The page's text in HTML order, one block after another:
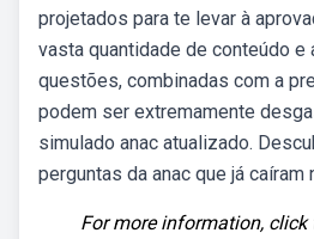
projetados para te levar à
vasta quantidade de conteúdo e
questões, combinadas com a
podem ser extremamente
simulado anac atualizado.
perguntas da anac que já caíram
For more information, click